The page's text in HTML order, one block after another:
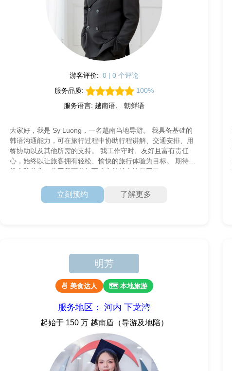
游客评价: 0 | 0 个评论
服务品质:
100%
服务语言: 越南语、 朝鲜语
大家好，我是 Sy Luong，一名越南当地导游。 我具备基础的
韩语沟通能力，可在旅行过程中协助行程讲解、交通安排、用
餐协助以及其他所需的支持。 我工作守时、友好且富有责任
心，始终以让旅客拥有轻松、愉快的旅行体验为目标。 期待有
机会陪伴您，共同留下美好而难忘的越南旅行回忆。
立刻预约 了解更多
明芳
🍜 美食达人 🗺 本地旅游
服务地区： 河内 下龙湾
起始于 150 万 越南盾（导游及地陪）